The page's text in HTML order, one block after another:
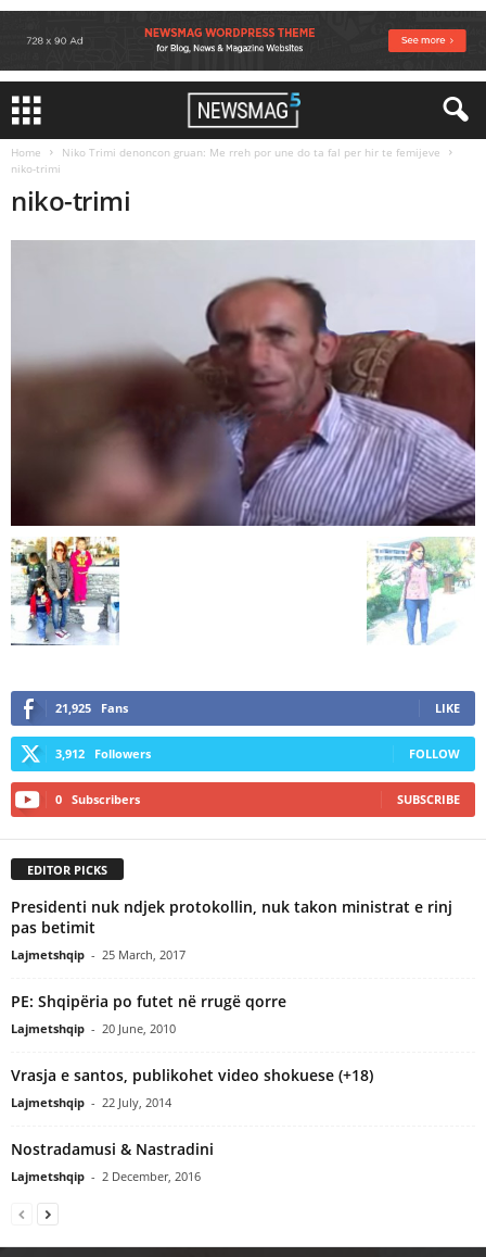
Home
Niko Trimi denoncon gruan: Me rreh por une do ta fal per hir te femijeve
niko-trimi
niko-trimi
21,925 Fans LIKE
3,912 Followers FOLLOW
0 Subscribers SUBSCRIBE
EDITOR PICKS
Presidenti nuk ndjek protokollin, nuk takon ministrat e rinj
pas betimit
Lajmetshqip - 25 March, 2017
PE: Shqipëria po futet në rrugë qorre
Lajmetshqip - 20 June, 2010
Vrasja e santos, publikohet video shokuese (+18)
Lajmetshqip - 22 July, 2014
Nostradamusi & Nastradini
Lajmetshqip - 2 December, 2016